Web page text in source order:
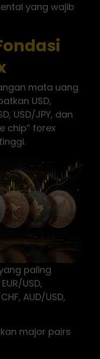
yang wajib
mata uang
USD,
USD/JPY, dan
chip” forex
paling
USD,
AUD/USD,
major pairs